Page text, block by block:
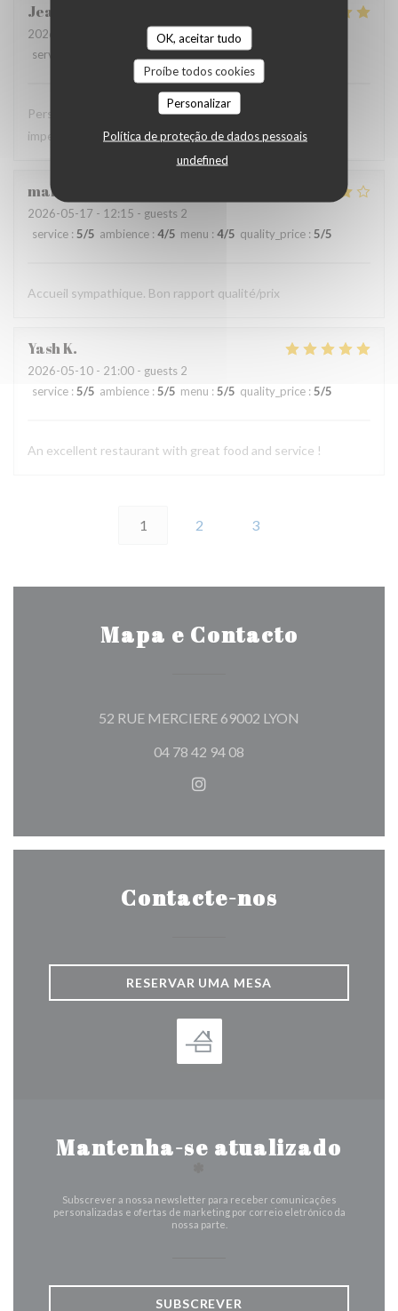
OK, aceitar tudo
Proíbe todos cookies
Personalizar
Política de proteção de dados pessoais
undefined
Jean-David
2026-05-24
- 19:00 - guests 2
service
ambience:5/5 menu:5/5 quality_price
Personels sympathiques, repas délicieux, service
impeccable…
marie-noelle
2026-05-17 - 12:15 - guests 2
service : 5/5 ambience : 4/5 menu : 4/5 quality_price : 5/5
Accueil sympathique. Bon rapport qualité/prix
YashK
2026-05-10 - 21:00 - guests 2
service : 5/5 ambience : 5/5 menu : 5/5 quality_price : 5/5
An excellent restaurant with great food and service !
1 2 3
Mapa e Contacto
52 RUE MERCIERE 69002 LYON
04 78 42 94 08
Instagram ((abre numa nova
Contacte-nos
RESERVAR UMA MESA
Mantenha-se atualizado
Subscrever a nossa newsletter para receber comunicações
personalizadas e ofertas de marketing por correio eletrónico da
nossa parte.
SUBSCREVER